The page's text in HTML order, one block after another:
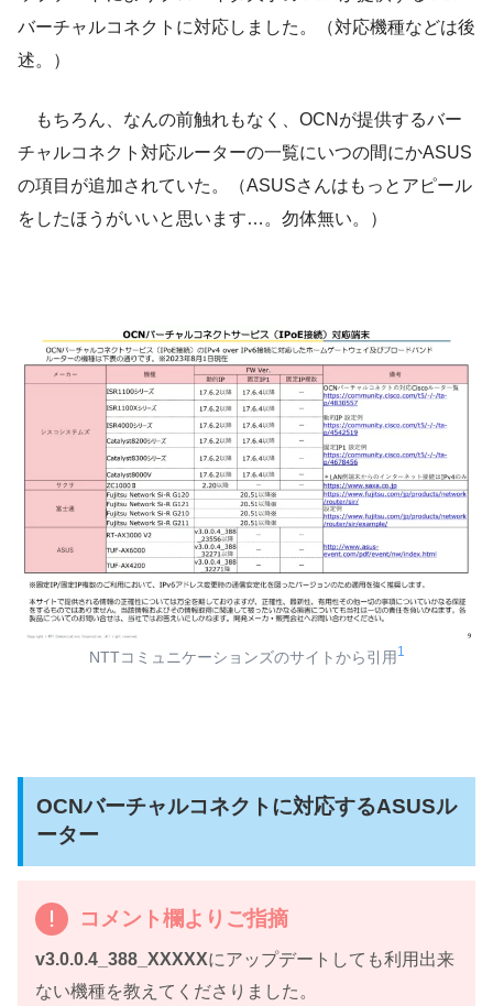
バーチャルコネクトに対応しました。（対応機種などは後
述。）
もちろん、なんの前触れもなく、OCNが提供するバー
チャルコネクト対応ルーターの一覧にいつの間にかASUS
の項目が追加されていた。（ASUSさんはもっとアピール
をしたほうがいいと思います…。勿体無い。）
NTTコミュニケーションズのサイトから引用 1
OCNバーチャルコネクトに対応するASUSル
ーター
コメント欄よりご指摘
v3.0.0.4_388_XXXXXにアップデートしても利用出来
ない機種を教えてくださりました。